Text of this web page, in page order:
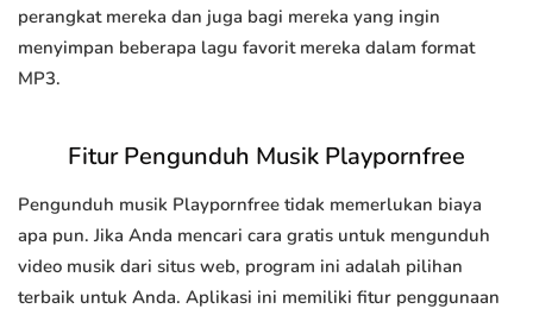
perangkat mereka dan juga bagi mereka yang ingin
menyimpan beberapa lagu favorit mereka dalam format
MP3.
Fitur Pengunduh Musik Playpornfree
Pengunduh musik Playpornfree tidak memerlukan biaya
apa pun. Jika Anda mencari cara gratis untuk mengunduh
video musik dari situs web, program ini adalah pilihan
terbaik untuk Anda. Aplikasi ini memiliki fitur penggunaan